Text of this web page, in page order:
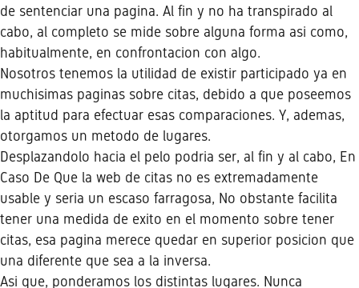
de sentenciar una pagina. Al fin y no ha transpirado al
cabo, al completo se mide sobre alguna forma asi­ como,
habitualmente, en confrontacion con algo.
Nosotros tenemos la utilidad de existir participado ya en
muchisimas paginas sobre citas, debido a que poseemos
la aptitud para efectuar esas comparaciones. Y, ademas,
otorgamos un metodo de lugares.
Desplazandolo hacia el pelo podri­a ser, al fin y al cabo, En
Caso De Que la web de citas no es extremadamente
usable y seri­a un escaso farragosa, No obstante facilita
tener una medida de exito en el momento sobre tener
citas, esa pagina merece quedar en superior posicion que
una diferente que sea a la inversa.
Asi que, ponderamos los distintas lugares. Nunca